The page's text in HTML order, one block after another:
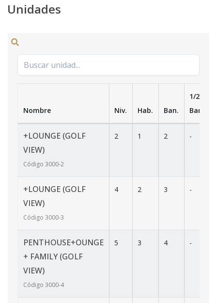
Unidades
Nombre Niv. Hab. Ban.
1/2
Ban.
+LOUNGE (GOLF
VIEW)
Código 3000-2
2 1 2 -
+LOUNGE (GOLF
VIEW)
Código 3000-3
4 2 3 -
PENTHOUSE+OUNGE
+ FAMILY (GOLF
VIEW)
Código 3000-4
5 3 4 -